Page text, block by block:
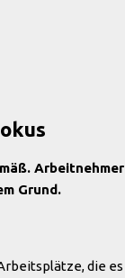
Arbeitnehmer
Grund.
die es